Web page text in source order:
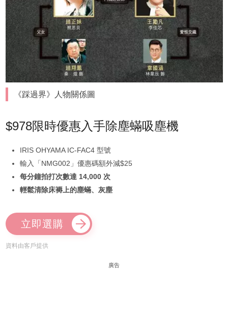
《踩過界》人物關係圖
$978限時優惠入手除塵蟎吸塵機
IRIS OHYAMA IC-FAC4 型號
輸入「NMG002」優惠碼額外減$25
每分鐘拍打次數達 14,000 次
輕鬆清除床褥上的塵蟎、灰塵
立即選購
資料由客戶提供
廣告